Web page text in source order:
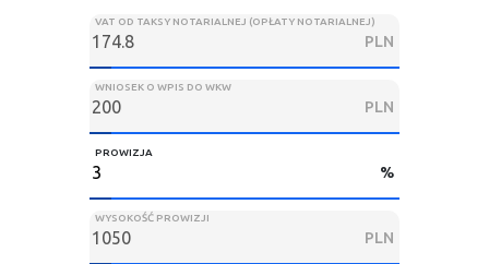
VAT OD TAKSY NOTARIALNEJ (OPŁATY NOTARIALNEJ)
PLN
WNIOSEK O WPIS DO WKW
PLN
PROWIZJA
%
WYSOKOŚĆ PROWIZJI
PLN